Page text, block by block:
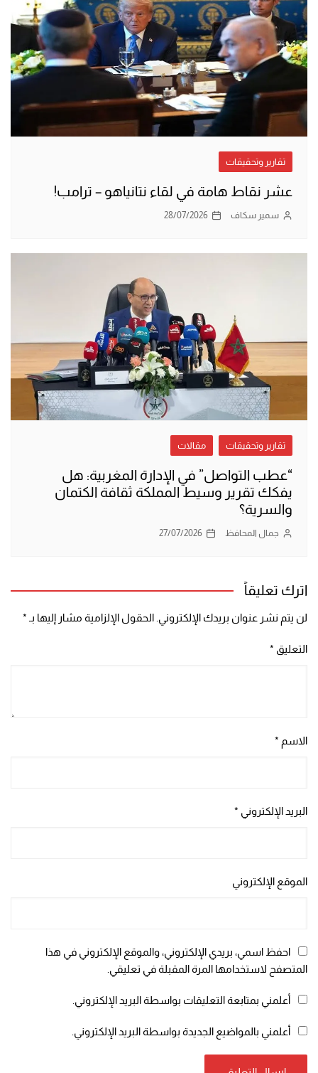
تقارير وتحقيقات
عشر نقاط هامة في لقاء نتانياهو – ترامب!
سمير سكاف 28/07/2026
تقارير وتحقيقات مقالات
“عطب التواصل” في الإدارة المغربية: هل
يفكك تقرير وسيط المملكة ثقافة الكتمان
والسرية؟
جمال المحافظ 27/07/2026
اترك تعليقاً
لن يتم نشر عنوان بريدك الإلكتروني. الحقول الإلزامية مشار إليها بـ *
التعليق *
الاسم *
البريد الإلكتروني *
الموقع الإلكتروني
احفظ اسمي، بريدي الإلكتروني، والموقع الإلكتروني في هذا
المتصفح لاستخدامها المرة المقبلة في تعليقي.
أعلمني بمتابعة التعليقات بواسطة البريد الإلكتروني.
أعلمني بالمواضيع الجديدة بواسطة البريد الإلكتروني.